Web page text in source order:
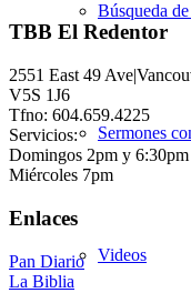
Búsqueda
Sermones
Videos
TBB El Redentor
2551 East 49
V5S 1J6
Tfno: 604.659.4225
Servicios:
Domingos 2pm y 6:30pm
Miércoles 7pm
Enlaces
Pan Diario
La Biblia